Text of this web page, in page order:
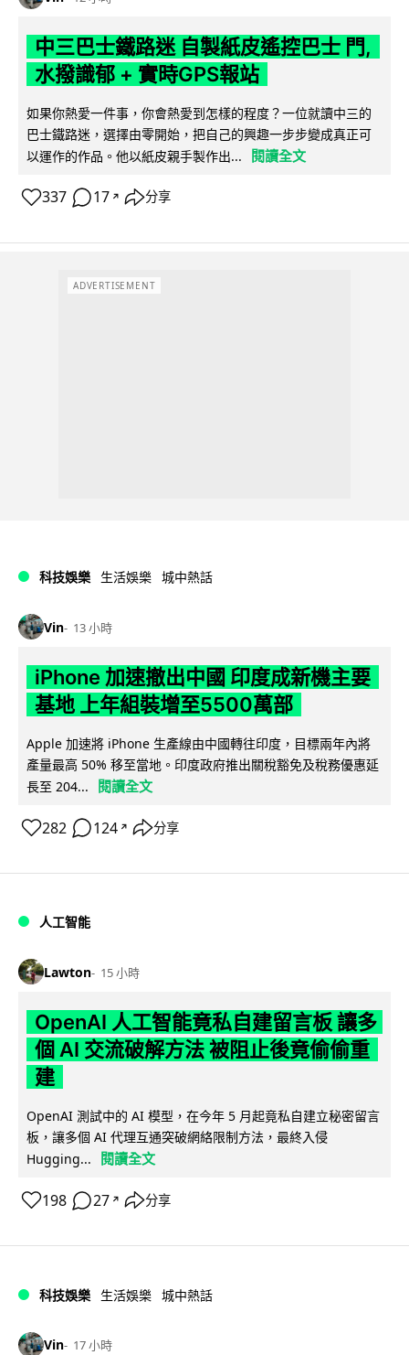
中三巴士鐵路迷 自製紙皮遙控巴士 門,
水撥識郁 + 實時GPS報站
如果你熱愛一件事，你會熱愛到怎樣的程度？一位就讀中三的
巴士鐵路迷，選擇由零開始，把自己的興趣一步步變成真正可
以運作的作品。他以紙皮親手製作出...
閱讀全文
337 17 ↗ 分享
ADVERTISEMENT
科技娛樂 生活娛樂 城中熱話
Vin 13 小時
iPhone 加速撤出中國 印度成新機主要
基地 上年組裝增至5500萬部
Apple 加速將 iPhone 生產線由中國轉往印度，目標兩年內將
產量最高 50% 移至當地。印度政府推出關稅豁免及稅務優惠延
長至 204...
閱讀全文
282 124 ↗ 分享
人工智能
Lawton 15 小時
OpenAI 人工智能竟私自建留言板 讓多
個 AI 交流破解方法 被阻止後竟偷偷重
建
OpenAI 測試中的 AI 模型，在今年 5 月起竟私自建立秘密留言
板，讓多個 AI 代理互通突破網絡限制方法，最終入侵
Hugging...
閱讀全文
198 27 ↗ 分享
科技娛樂 生活娛樂 城中熱話
Vin 17 小時